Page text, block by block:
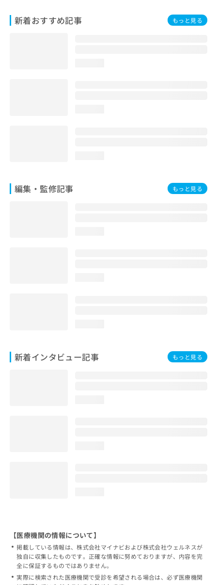
新着おすすめ記事 もっと見る
編集・監修記事 もっと見る
新着インタビュー記事 もっと見る
問
い
【医療機関の情報について】
掲載している情報は、株式会社マイナビおよび株式会社ウェルネスが
独自に収集したものです。正確な情報に努めておりますが、内容を完
全に保証するものではありません。
実際に検索された医療機関で受診を希望される場合は、必ず医療機関